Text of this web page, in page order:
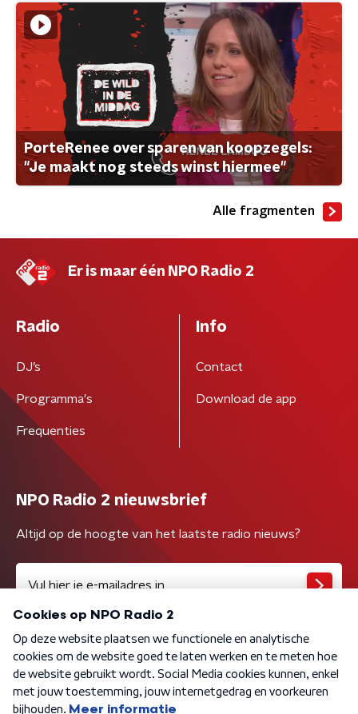
PorteRenee over sparen van koopzegels:
"Je maakt nog steeds winst hiermee"
Alle fragmenten
Er is maar één NPO Radio 2
Radio
DJ’s
Programma's
Frequenties
Info
Contact
Download de app
NPO Radio 2 nieuwsbrief
Altijd op de hoogte van het laatste radio nieuws?
Algemene voorwaarden